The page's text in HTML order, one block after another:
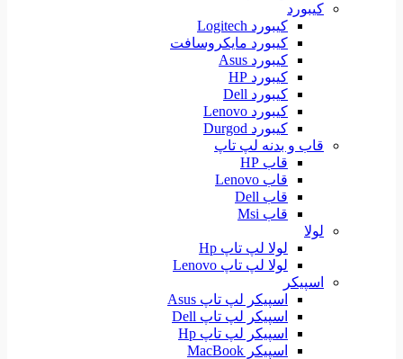
کیبورد
کیبورد Logitech
کیبورد مایکروسافت
کیبورد Asus
کیبورد HP
کیبورد Dell
کیبورد Lenovo
کیبورد Durgod
قاب و بدنه لپ تاپ
قاب HP
قاب Lenovo
قاب Dell
قاب Msi
لولا
لولا لپ تاپ Hp
لولا لپ تاپ Lenovo
اسپیکر
اسپیکر لپ تاپ Asus
اسپیکر لپ تاپ Dell
اسپیکر لپ تاپ Hp
اسپیکر MacBook